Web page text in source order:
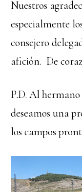
Nuestros
especialmente
consejero
afición. De
P.D. Al
deseamos una
los campos